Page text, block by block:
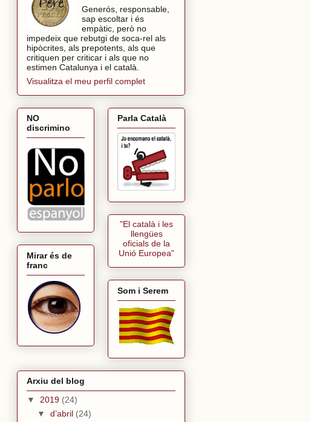
Generós, responsable,
sap escoltar i és
empàtic, però no
impedeix que rebutgi de soca-rel als
hipòcrites, als prepotents, als que
critiquen per criticar i als que no
estimen Catalunya i el català.
Visualitza el meu perfil complet
NO
discrimino
Mirar és de
franc
Parla Català
"El català i les
llengües
oficials de la
Unió Europea"
Som i Serem
Arxiu del blog
▼ 2019 (24)
▼ d’abril (24)